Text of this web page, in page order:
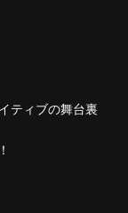
ティブの舞台裏
！